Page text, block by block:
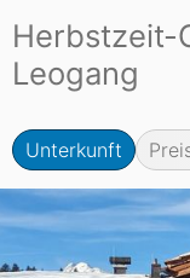
Herbstzeit-
Leogang
Unterkunft